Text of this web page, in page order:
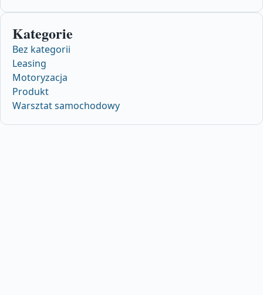
Kategorie
Bez kategorii
Leasing
Motoryzacja
Produkt
Warsztat samochodowy